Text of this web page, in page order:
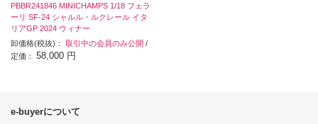
PBBR241846 MINICHAMPS 1/18 フェラ
ーリ SF-24 シャルル・ルクレール イタ
リアGP 2024 ウィナー
卸価格(税抜)： 取引中の会員のみ公開 /
定価： 58,000 円
e-buyerについて